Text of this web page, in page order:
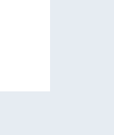
zootecnico